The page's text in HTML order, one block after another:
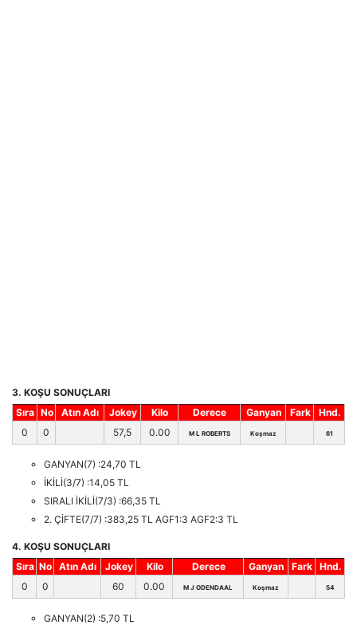
3. KOŞU SONUÇLARI
Sıra No Atın Adı Jokey Kilo Derece Ganyan Fark
Hnd.
0
0 57,5 0.00 M L ROBERTS Koşmaz 61
GANYAN(7) :24,70 TL
İKİLİ(3/7) :14,05 TL
SIRALI İKİLİ(7/3) :66,35 TL
2. ÇİFTE(7/7) :383,25 TL AGF1:3 AGF2:3 TL
4. KOŞU SONUÇLARI
Sıra No Atın Adı Jokey Kilo Derece Ganyan Fark Hnd.
0
0 60 0.00 M J ODENDAAL Koşmaz 54
GANYAN(2) :5,70 TL